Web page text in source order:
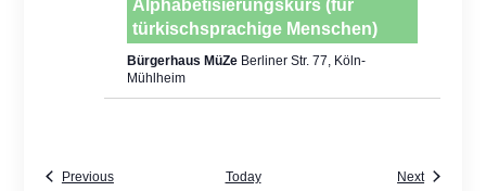
Alphabetisierungskurs (für
türkischsprachige Menschen)
Bürgerhaus MüZe Berliner Str. 77, Köln-
Mühlheim
PreviousEvents Today NextEvents